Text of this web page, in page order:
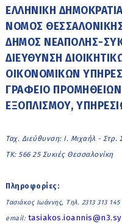
ΕΛΛΗΝΙΚΗ
ΝΟΜΟΣ
ΔΗΜΟΣ ΝΕΑΠΟΛΗΣ-
ΔΙΕΥΘΥΝΣΗ
ΟΙΚΟΝΟΜΙΚΩΝ
ΓΡΑΦΕΙΟ
ΕΞΟΠΛΙΣΜΟΥ,
Ταχ. Διεύθυνση: Ι. Μιχαήλ -
ΤΚ: 566 25 Συκιές Θεσσαλονίκη
Πληροφορίες:
Τασιάκος Ιωάννης, Τηλ. 2313 313 145
email: